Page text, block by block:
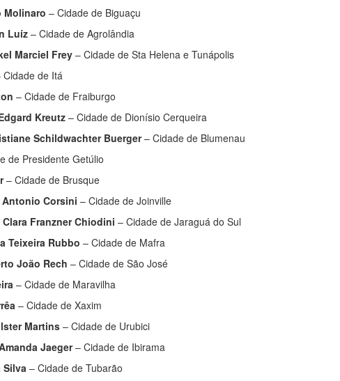
Molinaro – Cidade de Biguaçu
Luíz– Cidade de Agrolândia
Marciel Frey – Cidade de Sta Helena e Tunápolis
Cidade de Itá
– Cidade de Fraiburgo
Kreutz – Cidade de Dionísio Cerqueira
Schildwachter Buerger– Cidade de Blumenau
de Presidente Getúlio
– Cidade de Brusque
Antonio Corsini – Cidade de Joinville
Clara Franzner Chiodini – Cidade de Jaraguá do Sul
Teixeira Rubbo – Cidade de Mafra
João Rech – Cidade de São José
– Cidade de Maravilha
– Cidade de Xaxim
Martins– Cidade de Urubici
Jaeger– Cidade de Ibirama
Silva – Cidade de Tubarão